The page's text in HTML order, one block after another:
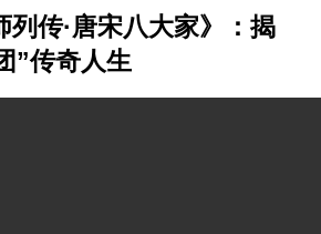
列传·唐宋八大家》：揭
”传奇人生